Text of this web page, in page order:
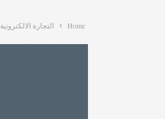
Home التجارة الالكترونية